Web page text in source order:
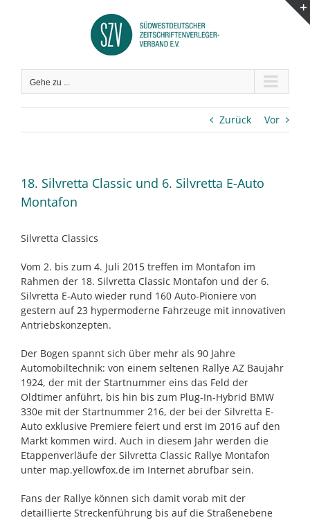
Gehe zu ...
Zurück Vor
18. Silvretta Classic und 6. Silvretta E-Auto
Montafon
Silvretta Classics
Vom 2. bis zum 4. Juli 2015 treffen im Montafon im
Rahmen der 18. Silvretta Classic Montafon und der 6.
Silvretta E-Auto wieder rund 160 Auto-Pioniere von
gestern auf 23 hypermoderne Fahrzeuge mit innovativen
Antriebskonzepten.
Der Bogen spannt sich über mehr als 90 Jahre
Automobiltechnik: von einem seltenen Rallye AZ Baujahr
1924, der mit der Startnummer eins das Feld der
Oldtimer anführt, bis hin bis zum Plug-In-Hybrid BMW
330e mit der Startnummer 216, der bei der Silvretta E-
Auto exklusive Premiere feiert und erst im 2016 auf den
Markt kommen wird. Auch in diesem Jahr werden die
Etappenverläufe der Silvretta Classic Rallye Montafon
unter map.yellowfox.de im Internet abrufbar sein.
Fans der Rallye können sich damit vorab mit der
detaillierte Streckenführung bis auf die Straßenebene